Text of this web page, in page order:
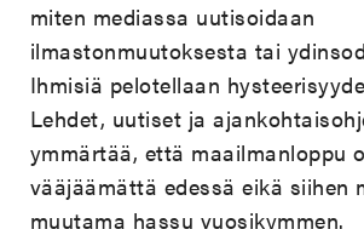
miten mediassa uutisoidaan
ilmastonmuutoksesta tai
Ihmisiä pelotellaan
Lehdet, uutiset ja
ymmärtää, että maailmanloppu
vääjäämättä edessä eikä siihen
muutama hassu vuosikymmen.